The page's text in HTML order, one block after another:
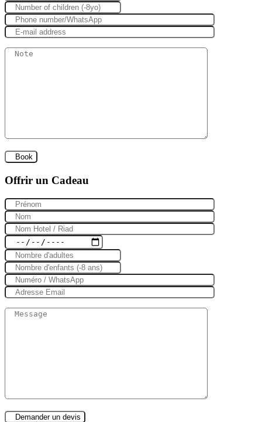
Offrir un Cadeau